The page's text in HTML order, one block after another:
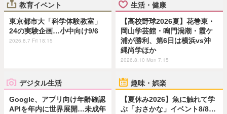
教育イベント
東京都市大「科学体験教室」
24の実験企画…小中向け9/6
2026.8.7 Fri 18:15
生活・健康
【高校野球2026夏】花巻東・
岡山学芸館・鳴門渦潮・霞ケ
浦が勝利、第6日は横浜vs沖
縄尚学ほか
2026.8.10 Mon 7:15
デジタル生活
Google、アプリ向け年齢確認
APIを年内に世界展開…未成年
趣味・娯楽
【夏休み2026】魚に触れて学
ぶ「おさかな」イベント8/8…